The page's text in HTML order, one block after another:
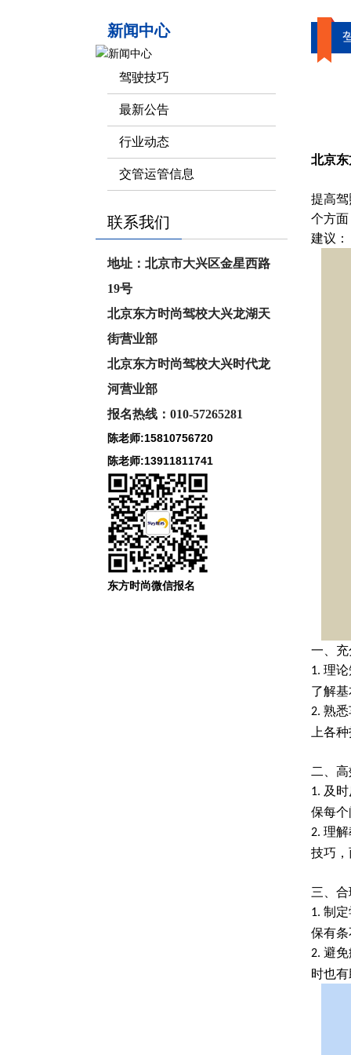
北京
提高
个方
建议：
一、
1. 理
了解
2. 熟
上各
二、
1. 及
保每个
2. 理
技巧，
三、
1. 制
保有条
2. 避
时也有
新闻中心
驾驶技巧
最新公告
行业动态
交管运管信息
联系我们
地址：北京市大兴区金星西路
19号
北京东方时尚驾校大兴龙湖天
街营业部
北京东方时尚驾校大兴时代龙
河营业部
报名热线：010-57265281
陈老师:15810756720
陈老师:13911811741
东方时尚微信报名